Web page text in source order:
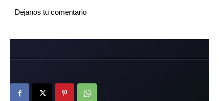
Dejanos tu comentario